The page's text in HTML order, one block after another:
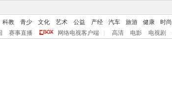
科教 青少 文化 艺术 公益 产经 汽车 旅游 健康 时尚
赛事直播 网络电视客户端 高清 电影 电视剧